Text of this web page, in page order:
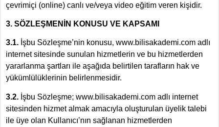
çevrimiçi (online) canlı ve/veya video eğitim veren kişidir.
3. SÖZLEŞMENİN KONUSU VE KAPSAMI
3.1. İşbu Sözleşme’nin konusu, www.bilisakademi.com adlı
internet sitesinde sunulan hizmetlerin ve bu hizmetlerden
yararlanma şartları ile aşağıda belirtilen tarafların hak ve
yükümlülüklerinin belirlenmesidir.
3.2. İşbu Sözleşme; www.bilisakademi.com adlı internet
sitesinden hizmet almak amacıyla oluşturulan üyelik talebi
ile üye olan Kullanıcı’nın sağlanan hizmetlerden